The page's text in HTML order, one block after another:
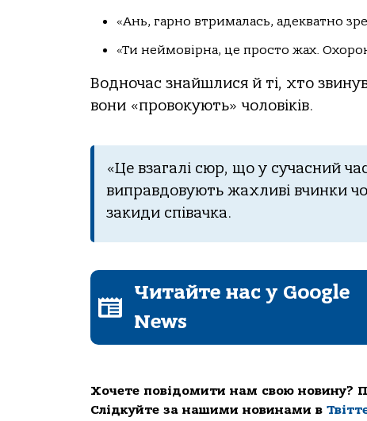
«Ань, гарно втрималась, адекватно
«Ти неймовірна, це просто жах.
Водночас знайшлися й ті, хто
вони «провокують» чоловіків.
«Це взагалі сюр, що у сучасний
виправдовують жахливі вчинки
закиди співачка.
Читайте нас у Google
News
Хочете повідомити нам свою новину?
Слідкуйте за нашими новинами в